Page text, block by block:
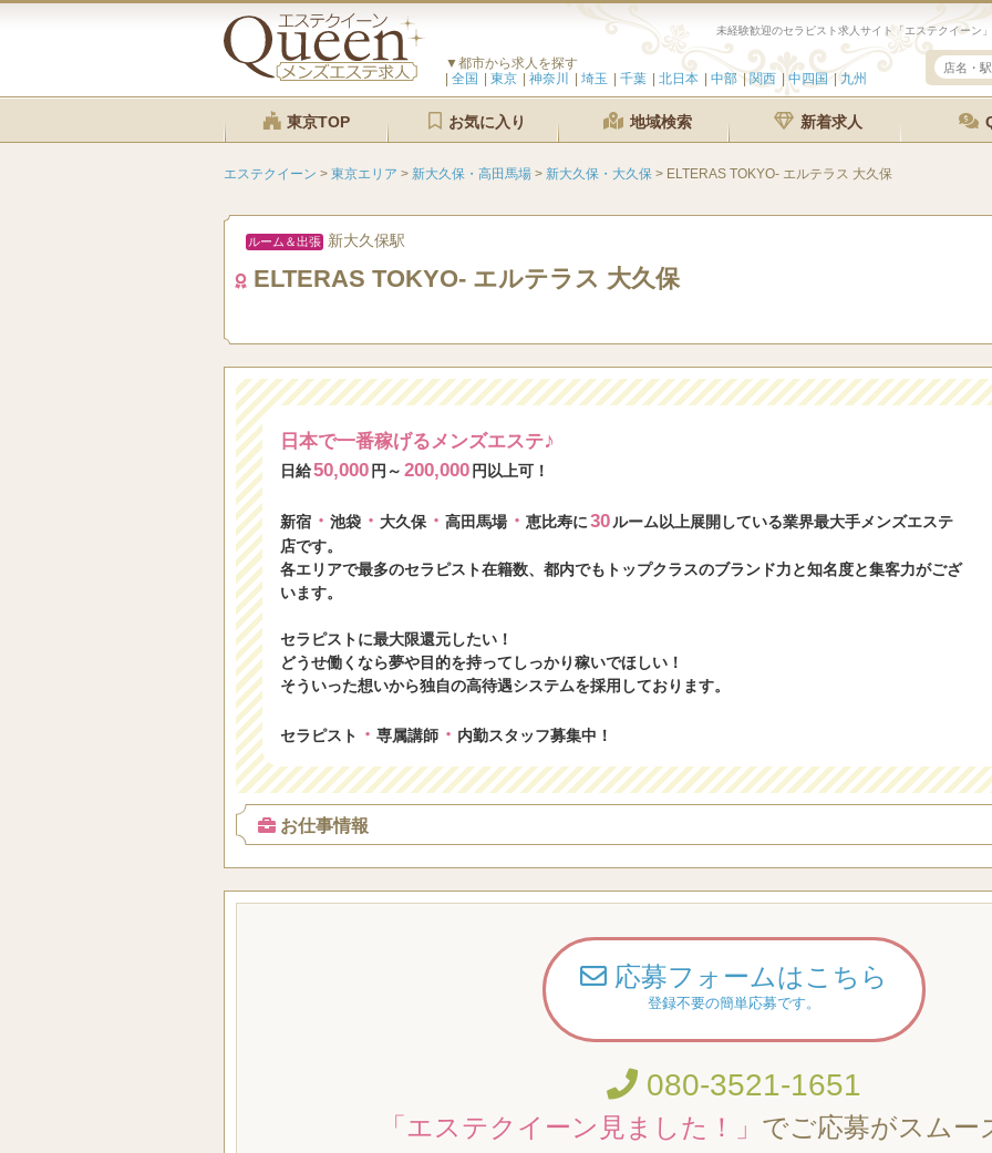
▼都市から求人を探す
全国
東京 神奈川 埼玉 千葉 北日本 中部 関西 中四国 九州
東京TOP お気に入り 地域検索 新着求人
エステクイーン > 東京エリア > 新大久保・高田馬場 > 新大久保・大久保 > ELTERAS TOKYO- エルテラス 大久保
ルーム＆出張 新大久保駅
ELTERAS TOKYO- エルテラス 大久保
日本で一番稼げるメンズエステ♪
日給50,000 円～ 200,000 円以上可！
新宿 ・ 池袋 ・ 大久保 ・ 高田馬場 ・ 恵比寿に30ルーム以上展開している業界最大手メンズエステ
店です。
各エリアで最多のセラピスト在籍数、都内でもトップクラスのブランド力と知名度と集客力がござ
います。
セラピストに最大限還元したい！
どうせ働くなら夢や目的を持ってしっかり稼いでほしい！
そういった想いから独自の高待遇システムを採用しております。
セラピスト ・ 専属講師 ・ 内勤スタッフ募集中！
お仕事情報
応募フォームはこちら
登録不要の簡単応募です。
080-3521-1651
「エステクイーン見ました！」 でご応募がスムー